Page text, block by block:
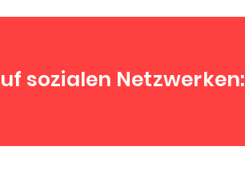
sozialen Netzwerken: